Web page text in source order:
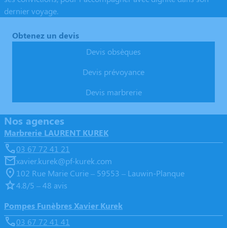
dernier voyage.
Obtenez un devis
Devis obsèques
Devis prévoyance
Devis marbrerie
Nos agences
Marbrerie LAURENT KUREK
03 67 72 41 21
xavier.kurek@pf-kurek.com
102 Rue Marie Curie – 59553 – Lauwin-Planque
4.8/5 – 48 avis
Pompes Funèbres Xavier Kurek
03 67 72 41 41